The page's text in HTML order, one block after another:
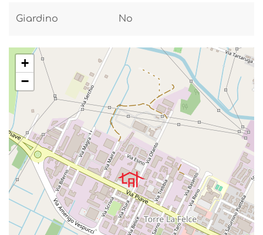
Giardino No
+
−